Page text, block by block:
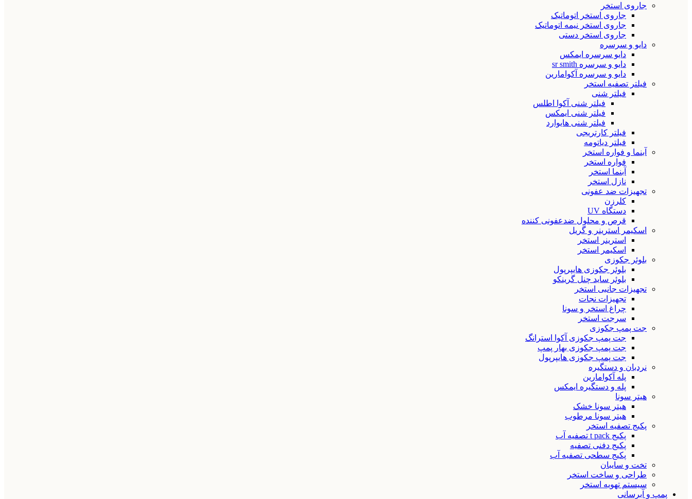
جاروی استخر
جاروی استخر اتوماتیک
جاروی استخر نیمه اتوماتیک
جاروی استخر دستی
دایو و سرسره
دایو سرسره ایمکس
دایو و سرسره sr smith
دایو و سرسره آکوامارین
فیلتر تصفیه استخر
فیلتر شنی
فیلتر شنی آکوا اطلس
فیلتر شنی ایمکس
فیلتر شنی هایوارد
فیلتر کارتریجی
فیلتر دیاتومه
آبنما و فواره استخر
فواره استخر
آبنما استخر
نازل استخر
تجهیزات ضد عفونی
کلرزن
دستگاه UV
قرص و محلول ضدعفونی کننده
اسکیمر استرینر و گریل
استرینر استخر
اسکیمر استخر
بلوئر جکوزی
بلوئر جکوزی هایپرپول
بلوئر ساید چنل گرینکو
تجهیزات جانبی استخر
تجهیزات نجات
چراغ استخر و سونا
سرجت استخر
جت پمپ جکوزی
جت پمپ جکوزی آکوا استرانگ
جت پمپ جکوزی بهار پمپ
جت پمپ جکوزی هایپرپول
نردبان و دستگیره
پله آکوامارین
پله و دستگیره ایمکس
هیتر سونا
هیتر سونا خشک
هیتر سونا مرطوب
پکیج تصفیه استخر
پکیج t pack تصفیه آب
پکیج دفنی تصفیه
پکیج سطحی تصفیه آب
تخت و سایبان
طراحی و ساخت استخر
سیستم تهویه استخر
پمپ و آبرسانی